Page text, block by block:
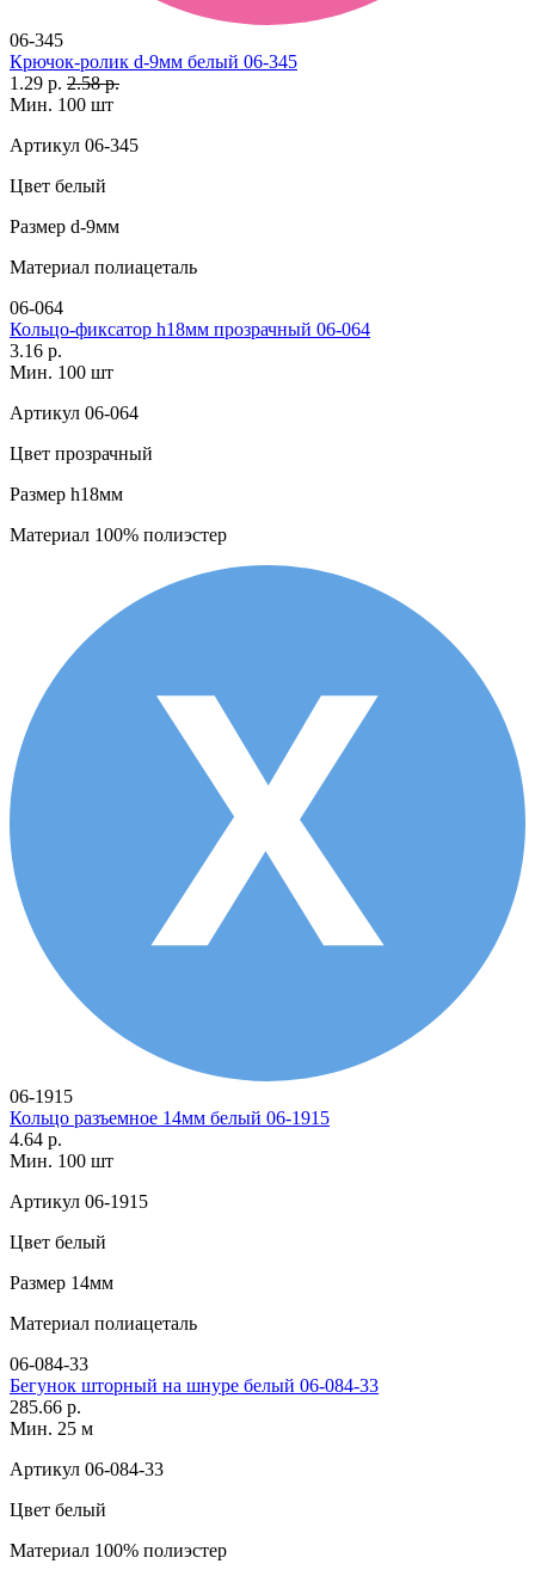
06-345
Крючок-ролик d-9мм белый 06-345
1.29 р. 2.58 р.
Мин. 100 шт
Артикул 06-345
Цвет белый
Размер d-9мм
Материал полиацеталь
06-064
Кольцо-фиксатор h18мм прозрачный 06-064
3.16 р.
Мин. 100 шт
Артикул 06-064
Цвет прозрачный
Размер h18мм
Материал 100% полиэстер
06-1915
Кольцо разъемное 14мм белый 06-1915
4.64 р.
Мин. 100 шт
Артикул 06-1915
Цвет белый
Размер 14мм
Материал полиацеталь
06-084-33
Бегунок шторный на шнуре белый 06-084-33
285.66 р.
Мин. 25 м
Артикул 06-084-33
Цвет белый
Материал 100% полиэстер